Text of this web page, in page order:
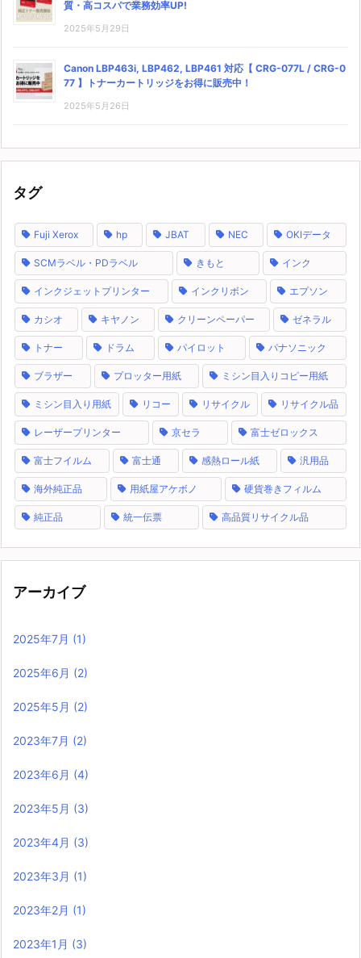
質・高コスパで業務効率UP!
2025年5月29日
Canon LBP463i, LBP462, LBP461 対応【 CRG-077L / CRG-0
77 】トナーカートリッジをお得に販売中！
2025年5月26日
タグ
Fuji Xerox hp JBAT NEC OKIデータ
SCMラベル・PDラベル きもと インク
インクジェットプリンター インクリボン エプソン
カシオ キヤノン クリーンペーパー ゼネラル
トナー ドラム パイロット パナソニック
ブラザー プロッター用紙 ミシン目入りコピー用紙
ミシン目入り用紙 リコー リサイクル リサイクル品
レーザープリンター 京セラ 富士ゼロックス
富士フイルム 富士通 感熱ロール紙 汎用品
海外純正品 用紙屋アケボノ 硬貨巻きフィルム
純正品 統一伝票 高品質リサイクル品
アーカイブ
2025年7月 (1)
2025年6月 (2)
2025年5月 (2)
2023年7月 (2)
2023年6月 (4)
2023年5月 (3)
2023年4月 (3)
2023年3月 (1)
2023年2月 (1)
2023年1月 (3)